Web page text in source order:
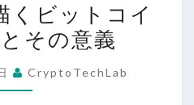
ラ
ン
が
くビットコイ
その意義
CryptoTechLab